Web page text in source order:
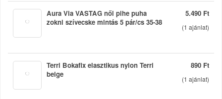
5.490 Ft
(1 ajánlat)
Aura Via VASTAG női pihe puha
zokni szívecske mintás 5 pár/cs 35-38
890 Ft
(1 ajánlat)
Terri Bokafix elasztikus nylon Terri
beige